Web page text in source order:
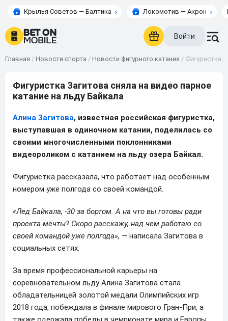
Крылья Советов — Балтика Локомотив — Акрон
Войти
Главная / Новости спорта / Новости фигурного катания / Фигуристка
Фигуристка Загитова сняла на видео парное
катание на льду Байкала
Алина Загитова, известная российская фигуристка,
выступавшая в одиночном катании, поделилась со
своими многочисленными поклонниками
видеороликом с катанием на льду озера Байкал.
Фигуристка рассказала, что работает над особенным
номером уже полгода со своей командой.
«Лед Байкала, -30 за бортом. А на что вы готовы ради
проекта мечты? Скоро расскажу, над чем работаю со
своей командой уже полгода», — написала Загитова в
социальных сетях.
За время профессиональной карьеры на
соревновательном льду Алина Загитова стала
обладательницей золотой медали Олимпийских игр
2018 года, побеждала в финале мирового Гран-При, а